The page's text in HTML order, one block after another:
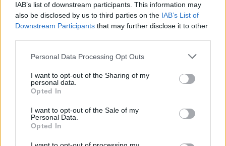
IAB’s list of downstream participants. This information may
also be disclosed by us to third parties on the IAB’s List of
Downstream Participants that may further disclose it to other
Please note that this website/app uses one or more Google
not limited to your visit or usage behaviour. You may click to
grant or deny consent to Google and its third-party tags to
use your data for below specified purposes in below Google
consent section.
Personal Data Processing Opt Outs
I want to opt-out of the Sharing of my
personal data.
Opted In
I want to opt-out of the Sale of my
Personal Data.
Opted In
AUTEUR
Infos.fr Unit